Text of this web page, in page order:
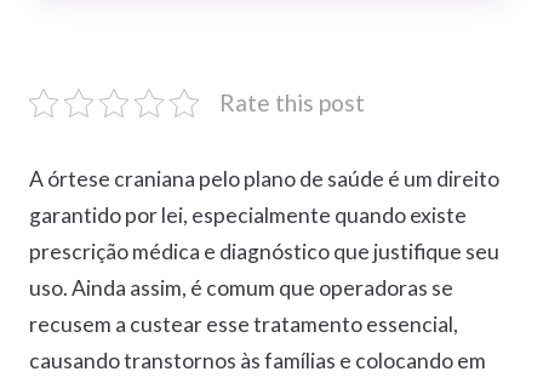
Rate this post
A órtese craniana pelo plano de saúde é um direito
garantido por lei, especialmente quando existe
prescrição médica e diagnóstico que justifique seu
uso. Ainda assim, é comum que operadoras se
recusem a custear esse tratamento essencial,
causando transtornos às famílias e colocando em